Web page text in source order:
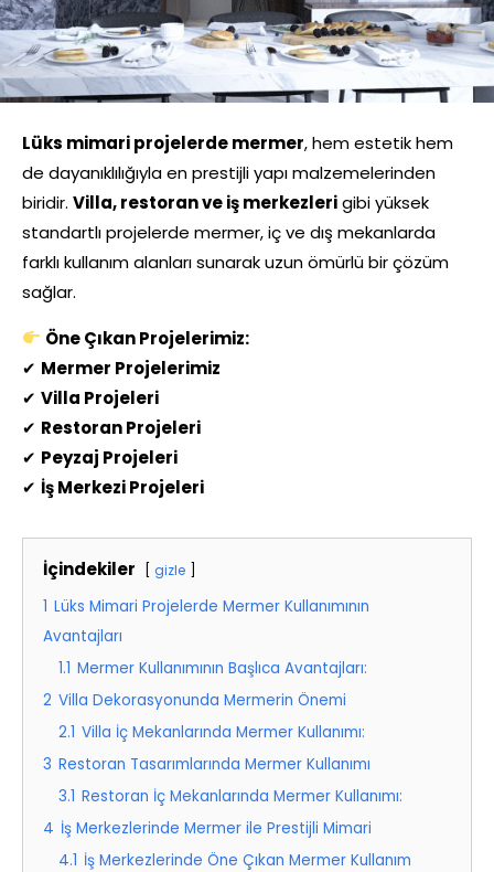
Lüks mimari projelerde mermer, hem estetik hem
de dayanıklılığıyla en prestijli yapı malzemelerinden
biridir. Villa, restoran ve iş merkezlerigibi yüksek
standartlı projelerde mermer, iç ve dış mekanlarda
farklı kullanım alanları sunarak uzun ömürlü bir çözüm
sağlar.
Öne Çıkan Projelerimiz:
✔ Mermer Projelerimiz
✔ Villa Projeleri
✔ Restoran Projeleri
✔ Peyzaj Projeleri
✔ İş Merkezi Projeleri
İçindekiler gizle
1 Lüks Mimari Projelerde Mermer Kullanımının
Avantajları
1.1 Mermer Kullanımının Başlıca Avantajları:
2 Villa Dekorasyonunda Mermerin Önemi
2.1 Villa İç Mekanlarında Mermer Kullanımı:
3 Restoran Tasarımlarında Mermer Kullanımı
3.1 Restoran İç Mekanlarında Mermer Kullanımı:
4 İş Merkezlerinde Mermer ile Prestijli Mimari
4.1 İş Merkezlerinde Öne Çıkan Mermer Kullanım